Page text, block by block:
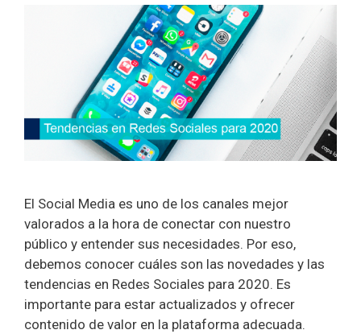
El Social Media es uno de los canales mejor
valorados a la hora de conectar con nuestro
público y entender sus necesidades. Por eso,
debemos conocer cuáles son las novedades y las
tendencias en Redes Sociales para 2020. Es
importante para estar actualizados y ofrecer
contenido de valor en la plataforma adecuada.